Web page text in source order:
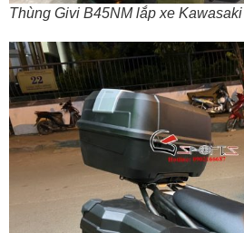
Thùng Givi B45NM lắp xe